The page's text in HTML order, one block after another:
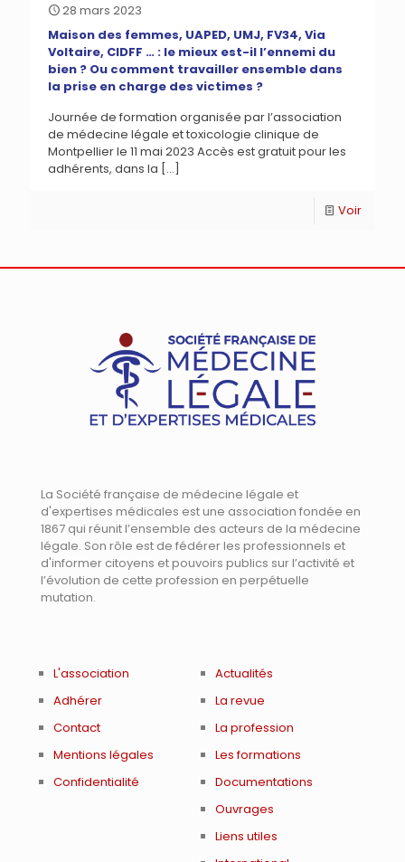
28 mars 2023
Maison des femmes, UAPED, UMJ, FV34, Via
Voltaire, CIDFF … : le mieux est-il l’ennemi du
bien ? Ou comment travailler ensemble dans
la prise en charge des victimes ?
Journée de formation organisée par l’association
de médecine légale et toxicologie clinique de
Montpellier le 11 mai 2023 Accès est gratuit pour les
adhérents, dans la […]
Voir
La Société française de médecine légale et
d'expertises médicales est une association fondée en
1867 qui réunit l’ensemble des acteurs de la médecine
légale. Son rôle est de fédérer les professionnels et
d'informer citoyens et pouvoirs publics sur l’activité et
l’évolution de cette profession en perpétuelle
mutation.
L'association
Adhérer
Contact
Mentions légales
Confidentialité
Actualités
La revue
La profession
Les formations
Documentations
Ouvrages
Liens utiles